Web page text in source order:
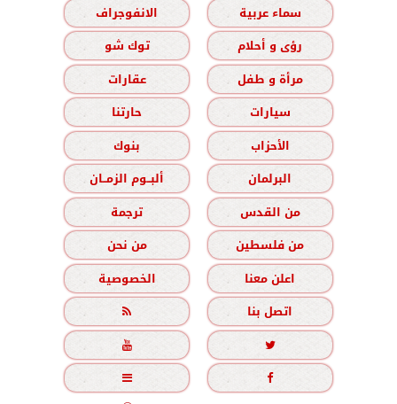
سماء عربية
الانفوجراف
رؤى و أحلام
توك شو
مرأة و طفل
عقارات
سيارات
حارتنا
الأحزاب
بنوك
البرلمان
ألبــوم الزمــان
من القدس
ترجمة
من فلسطين
من نحن
اعلن معنا
الخصوصية
اتصل بنا




